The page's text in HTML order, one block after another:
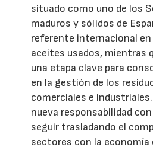
situado como uno de los
maduros y sólidos de
referente internacional en
aceites usados, mientras
una etapa clave para
en la gestión de los
comerciales e
nueva responsabilidad
seguir trasladando el
sectores con la economía